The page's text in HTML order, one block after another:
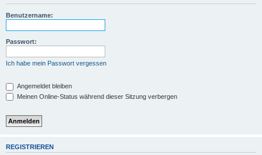
h
Benutzername:
Passwort:
Ich habe mein Passwort vergessen
Angemeldet bleiben
Meinen Online-Status während dieser Sitzung verbergen
REGISTRIEREN